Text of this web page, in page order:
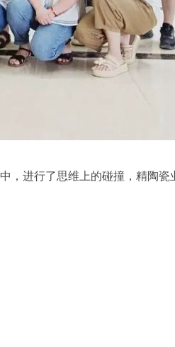
进行了思维上的碰撞，精陶